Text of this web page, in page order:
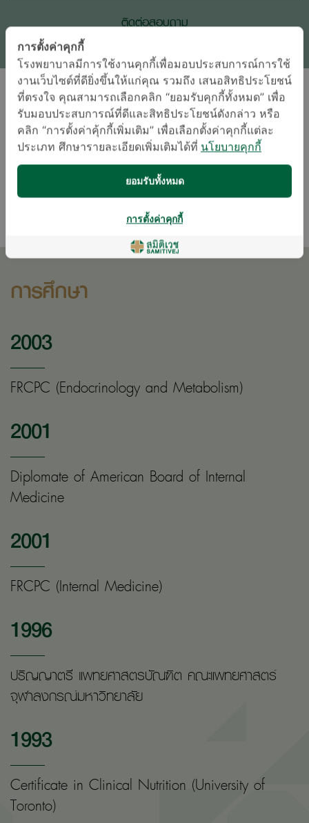
ติดต่อสอบถาม
* เจ้าหน้าที่ของโรงพยาบาลจะติดต่อท่านกลับในภายหลัง
งานอดิเรกและความสนใจ
อ่านหนังสือ วิ่ง
การศึกษา
2003
FRCPC (Endocrinology and Metabolism)
2001
Diplomate of American Board of Internal
Medicine
2001
FRCPC (Internal Medicine)
1996
ปริญญาตรี แพทยศาสตรบัณฑิต คณะแพทยศาสตร์
จุฬาลงกรณ์มหาวิทยาลัย
1993
Certificate in Clinical Nutrition (University of
Toronto)
การตั้งค่าคุกกี้
โรงพยาบาลมีการใช้งานคุกกี้เพื่อมอบประสบการณ์การใช้
งานเว็บไซต์ที่ดียิ่งขึ้นให้แก่คุณ รวมถึง เสนอสิทธิประโยชน์
ที่ตรงใจ คุณสามารถเลือกคลิก “ยอมรับคุกกี้ทั้งหมด” เพื่อ
รับมอบประสบการณ์ที่ดีและสิทธิประโยชน์ดังกล่าว หรือ
คลิก “การตั้งค่าคุ้กกี้เพิ่มเติม” เพื่อเลือกตั้งค่าคุกกี้แต่ละ
ประเภท ศึกษารายละเอียดเพิ่มเติมได้ที่ นโยบายคุกกี้
ยอมรับทั้งหมด
การตั้งค่าคุกกี้